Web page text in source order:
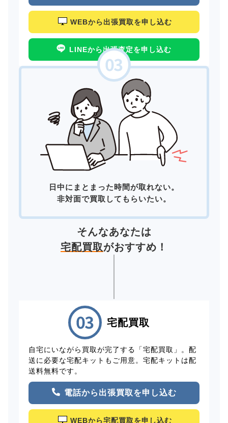
WEBから出張買取を申し込む
LINEから出張査定を申し込む
日中にまとまった時間が取れない。
非対面で買取してもらいたい。
そんなあなたは
宅配買取がおすすめ！
宅配買取
自宅にいながら買取が完了する「宅配買取」。配
送に必要な宅配キットもご用意。宅配キットは配
送料無料です。
電話から出張買取を申し込む
WEBから宅配買取を申し込む